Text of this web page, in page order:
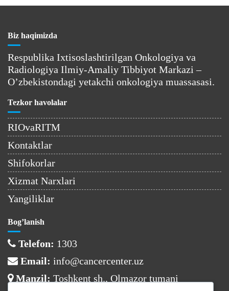
Biz haqimizda
Respublika Ixtisoslashtirilgan Onkologiya va
Radiologiya Ilmiy-Amaliy Tibbiyot Markazi –
O’zbekistondagi yetakchi onkologiya muassasasi.
Tezkor havolalar
RIOvaRITM
Kontaktlar
Shifokorlar
Xizmat Narxlari
Yangiliklar
Bog’lanish
Telefon: 1303
Email: info@cancercenter.uz
Manzil: Toshkent sh., Olmazor tumani